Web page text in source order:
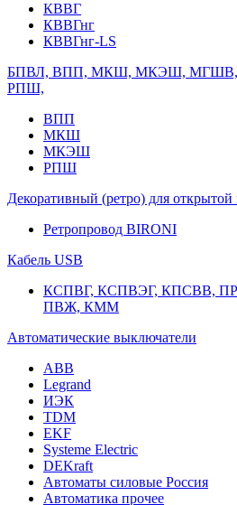
КВВГ
КВВГнг
КВВГнг-LS
БПВЛ, ВПП, МКШ, МКЭШ,
РПШ,
ВПП
МКШ
МКЭШ
РПШ
Декоративный (ретро) для открытой
Ретропровод BIRONI
Кабель USB
КСПВГ, КСПВЭГ, КПСВВ,
ПВЖ, КММ
Автоматические выключатели
ABB
Legrand
ИЭК
TDM
EKF
Systeme Electric
DEKraft
Автоматы силовые Россия
Автоматика прочее